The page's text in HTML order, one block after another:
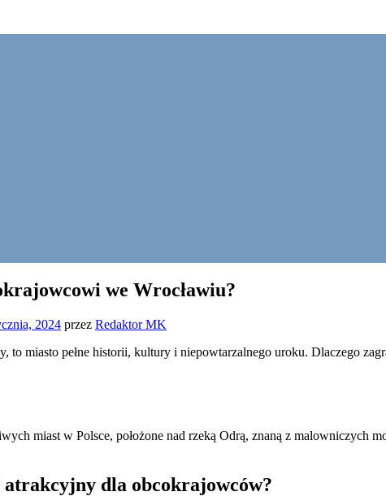
we Wrocławiu?
2024 przez Redaktor MK
to miasto pełne historii, kultury i niepowtarzalnego uroku. Dlaczego
miast w Polsce, położone nad rzeką Odrą, znaną z malowniczych
atrakcyjny dla obcokrajowców?